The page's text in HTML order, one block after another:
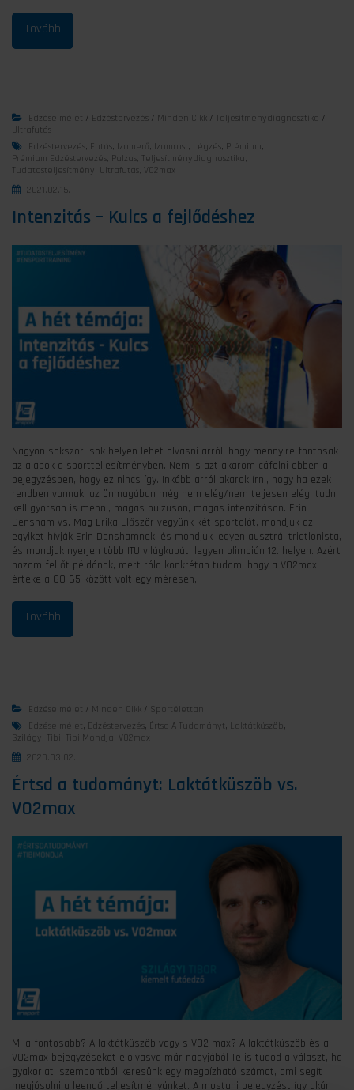
Edzéselmélet / Edzéstervezés / Minden Cikk / Teljesítménydiagnosztika /
Ultrafutás
Edzéstervezés, Futás, Izomerő, Izomrost , Légzés, Prémium ,
Prémium Edzéstervezés, Pulzus, Teljesítménydiagnosztika,
Tudatosteljesítmény, Ultrafutás,
VO2max
2021.02.15.
Intenzitás – Kulcs a fejlődéshez
Nagyon sokszor, sok helyen lehet olvasni arról, hogy mennyire fontosak
az alapok a sportteljesítményben. Nem is azt akarom cáfolni ebben a
bejegyzésben, hogy ez nincs így. Inkább arról akarok írni, hogy ha ezek
rendben vannak, az önmagában még nem elég/nem teljesen elég, tudni
kell gyorsan is menni, magas pulzuson, magas intenzitáson. Erin
Densham vs. Mag Erika Először vegyünk két sportolót, mondjuk az
egyiket hívják Erin Denshamnek, és mondjuk legyen ausztrál triatlonista,
és mondjuk nyerjen több ITU világkupát, legyen olimpián 12. helyen. Azért
hozom fel őt példának, mert róla konkrétan tudom, hogy a VO2max
értéke a 60-65 között volt egy mérésen,
Edzéselmélet / Minden Cikk / Sportélettan
Edzéselmélet , Edzéstervezés, Értsd A Tudományt , Laktátküszöb ,
Szilágyi Tibi, Tibi Mondja,
VO2max
2020.03.02.
Értsd a tudományt: Laktátküszöb vs.
VO2max
Mi a fontosabb? A laktátküszöb vagy s VO2 max? A laktátküszöb és a
VO2max bejegyzéseket elolvasva már nagyjából Te is tudod a választ, ha
gyakorlati szempontból keresünk egy megbízható számot, ami segít
megjósolni a leendő teljesítményünket. A mostani bejegyzést így akár